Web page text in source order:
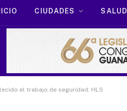
CIUDADES SALUD
el trabajo de seguridad: HLS